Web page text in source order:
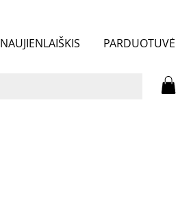
NAUJIENLAIŠKIS PARDUOTUVĖ